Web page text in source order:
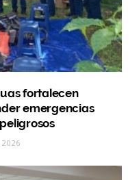
fortalecen
emergencias